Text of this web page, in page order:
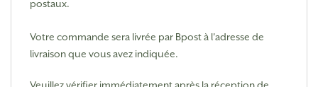
postaux.
Votre commande sera livrée par Bpost à l'adresse de
livraison que vous avez indiquée.